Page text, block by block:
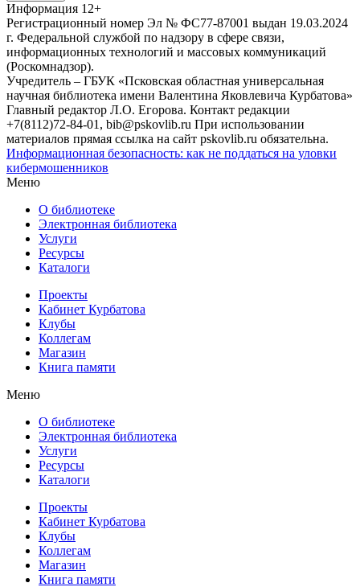
Информация 12+
Регистрационный номер Эл № ФС77-87001 выдан 19.03.2024
г. Федеральной службой по надзору в сфере связи,
информационных технологий и массовых коммуникаций
(Роскомнадзор).
Учредитель – ГБУК «Псковская областная универсальная
научная библиотека имени Валентина Яковлевича Курбатова»
Главный редактор Л.О. Егорова. Контакт редакции
+7(8112)72-84-01, bib@pskovlib.ru При использовании
материалов прямая ссылка на сайт pskovlib.ru обязательна.
Информационная безопасность: как не поддаться на уловки
кибермошенников
Меню
О библиотеке
Электронная библиотека
Услуги
Ресурсы
Каталоги
Проекты
Кабинет Курбатова
Клубы
Коллегам
Магазин
Книга памяти
Меню
О библиотеке
Электронная библиотека
Услуги
Ресурсы
Каталоги
Проекты
Кабинет Курбатова
Клубы
Коллегам
Магазин
Книга памяти